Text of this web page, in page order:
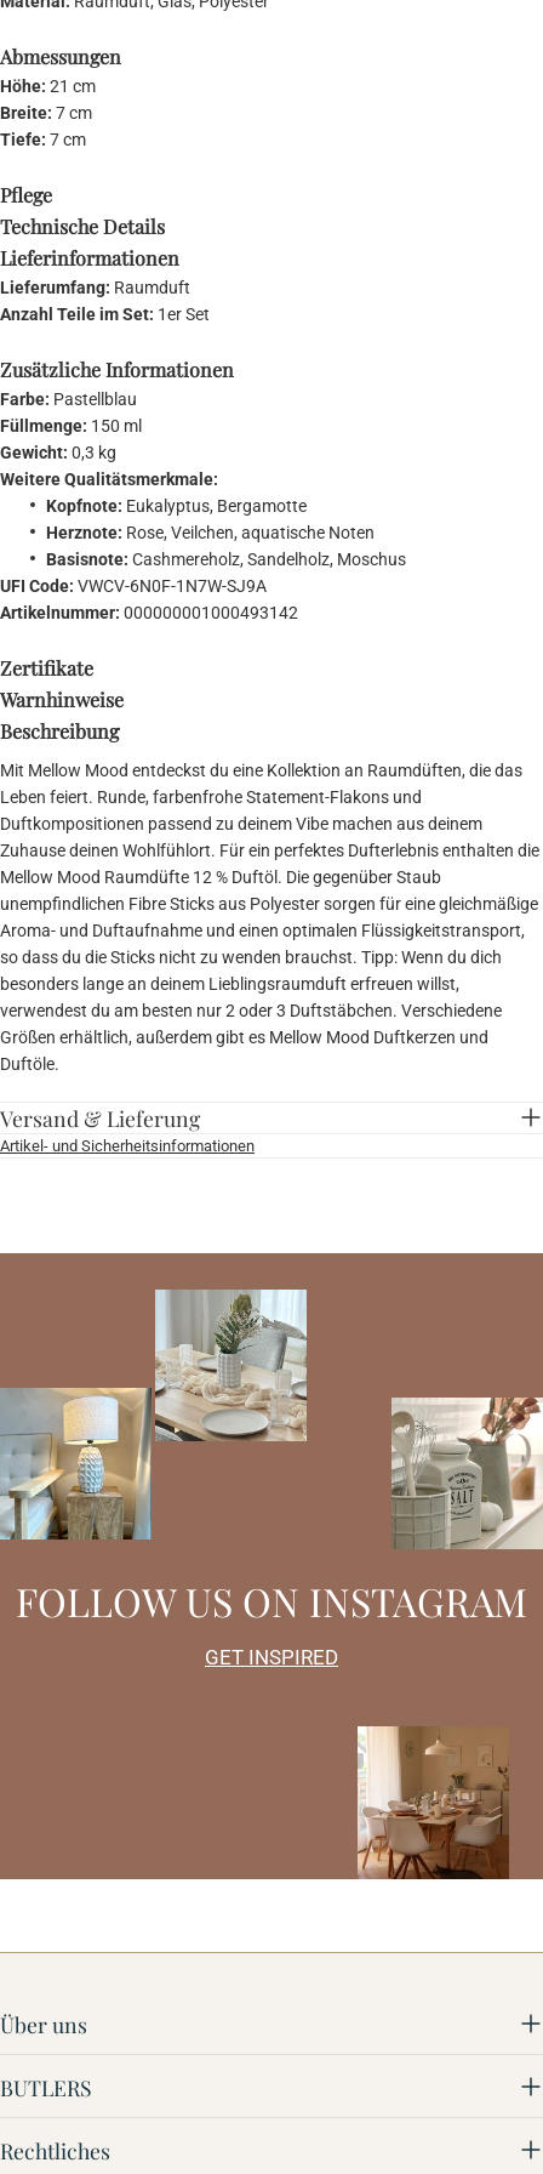
Abmessungen
Höhe: 21 cm
Breite: 7 cm
Tiefe: 7 cm
Pflege
Technische Details
Lieferinformationen
Lieferumfang: Raumduft
Anzahl Teile im Set: 1er Set
Zusätzliche Informationen
Farbe: Pastellblau
Füllmenge: 150 ml
Gewicht: 0,3 kg
Weitere Qualitätsmerkmale:
Kopfnote: Eukalyptus, Bergamotte
Herznote: Rose, Veilchen, aquatische Noten
Basisnote: Cashmereholz, Sandelholz, Moschus
UFI Code: VWCV-6N0F-1N7W-SJ9A
Artikelnummer: 000000001000493142
Zertifikate
Warnhinweise
Beschreibung
Mit Mellow Mood entdeckst du eine Kollektion an Raumdüften, die das
Leben feiert. Runde, farbenfrohe Statement-Flakons und
Duftkompositionen passend zu deinem Vibe machen aus deinem
Zuhause deinen Wohlfühlort. Für ein perfektes Dufterlebnis enthalten die
Mellow Mood Raumdüfte 12 % Duftöl. Die gegenüber Staub
unempfindlichen Fibre Sticks aus Polyester sorgen für eine gleichmäßige
Aroma- und Duftaufnahme und einen optimalen Flüssigkeitstransport,
so dass du die Sticks nicht zu wenden brauchst. Tipp: Wenn du dich
besonders lange an deinem Lieblingsraumduft erfreuen willst,
verwendest du am besten nur 2 oder 3 Duftstäbchen. Verschiedene
Größen erhältlich, außerdem gibt es Mellow Mood Duftkerzen und
Duftöle.
Versand & Lieferung
Artikel- und Sicherheitsinformationen
FOLLOW US ON INSTAGRAM
GET INSPIRED
Über uns
BUTLERS
Rechtliches